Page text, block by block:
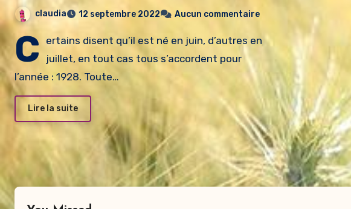
claudia 12 septembre 2022 Aucun commentaire
C
ertains disent qu’il est né en juin, d’autres en
juillet, en tout cas tous s’accordent pour
l’année : 1928. Toute…
Lire la suite